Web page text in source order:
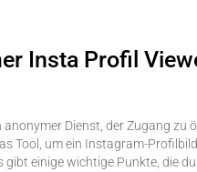
Insta Profil
Dienst, der Zugang zu
Tool, um ein Instagram-
einige wichtige Punkte, die